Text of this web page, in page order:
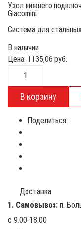
Узел нижнего
Giacomini
Система для
В наличии
Цена: 1135,06 руб.
Поделиться:
Доставка
1. Самовывоз: п.
с 9.00-18.00